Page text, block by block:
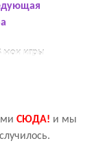
мои игры
CЮДА! и мы